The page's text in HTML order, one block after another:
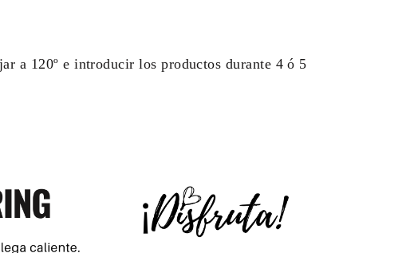
a 120º e introducir los productos durante 4 ó 5